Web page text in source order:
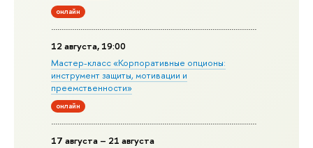
онлайн
12 августа, 19:00
Мастер-класс «Корпоративные опционы:
инструмент защиты, мотивации и
преемственности»
онлайн
17 августа – 21 августа